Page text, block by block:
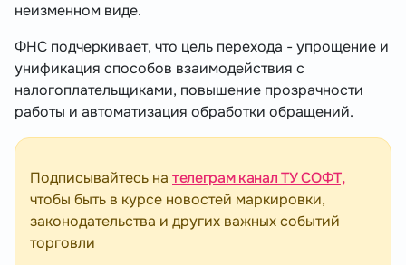
неизменном виде.
ФНС подчеркивает, что цель перехода - упрощение и
унификация способов взаимодействия с
налогоплательщиками, повышение прозрачности
работы и автоматизация обработки обращений.
Подписывайтесь на телеграм канал ТУ СОФТ,
чтобы быть в курсе новостей маркировки,
законодательства и других важных событий
торговли